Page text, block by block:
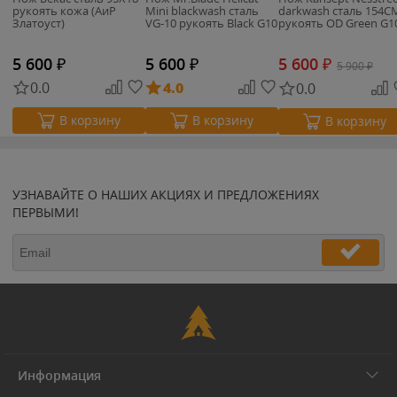
рукоять кожа (АиР
Златоуст)
5 600 ₽
0.0
В корзину
Mini blackwash сталь
VG-10 рукоять Black G10
5 600 ₽
4.0
В корзину
darkwash сталь
рукоять OD Green
5 600 ₽ 5 900₽
0.0
В корзину
УЗНАВАЙТЕ О НАШИХ АКЦИЯХ И ПРЕДЛОЖЕНИЯХ
ПЕРВЫМИ!
Информация